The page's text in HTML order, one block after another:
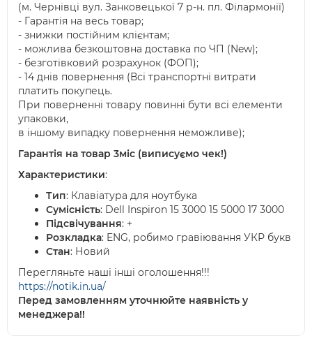
(м. Чернівці вул. Занковецької 7 р-н. пл. Філармонії)
- Гарантія на весь товар;
- знижки постійним клієнтам;
- можлива безкоштовна доставка по ЧП (New);
- безготівковий розрахунок (ФОП);
- 14 днів повернення (Всі транспортні витрати
платить покупець.
При поверненні товару повинні бути всі елементи
упаковки,
в іншому випадку повернення неможливе);
Гарантія на товар 3міс (виписуємо чек!)
Характеристики:
Тип: Клавіатура для ноутбука
Сумісність: Dell Inspiron 15 3000 15 5000 17 3000
Підсвічування: +
Розкладка: ENG, робимо гравіювання УКР букв
Стан: Новий
Перегляньте наші інші оголошення!!!
https://notik.in.ua/
Перед замовленням уточнюйте наявність у
менеджера!!